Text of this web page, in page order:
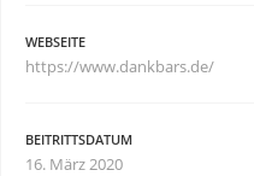
WEBSEITE
https://www.dankbars.de/
BEITRITTSDATUM
16. März 2020